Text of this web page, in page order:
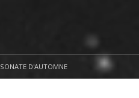
SONATE D'AUTOMNE